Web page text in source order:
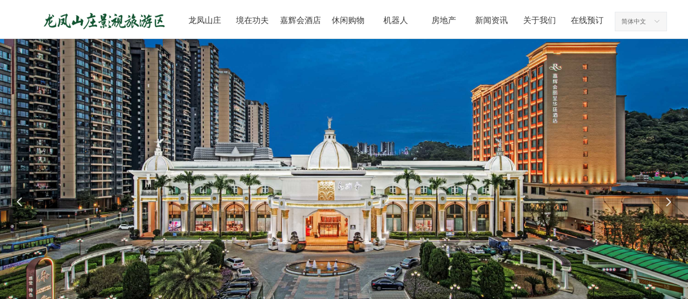
龙凤山庄 境在功夫 嘉辉会酒店 休闲购物 机器人 房地产 新闻资讯 关于我们 在线预订 ꀅ
简体中文
넳 넲